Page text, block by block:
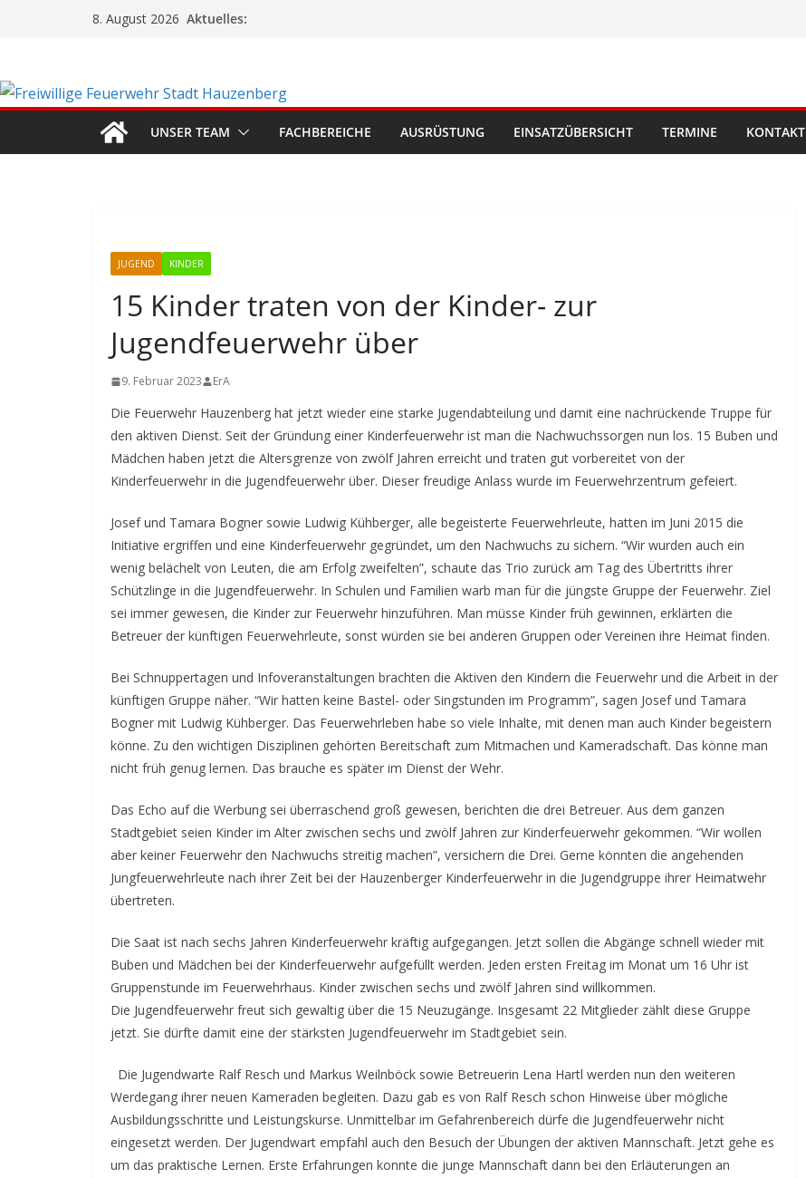
8. August 2026 Aktuelles:
UNSER TEAM FACHBEREICHE AUSRÜSTUNG EINSATZÜBERSICHT TERMINE KONTAKT
JUGEND KINDER
15 Kinder traten von der Kinder- zur
Jugendfeuerwehr über
9. Februar 2023 ErA
Die Feuerwehr Hauzenberg hat jetzt wieder eine starke Jugendabteilung und damit eine nachrückende Truppe für
den aktiven Dienst. Seit der Gründung einer Kinderfeuerwehr ist man die Nachwuchssorgen nun los. 15 Buben und
Mädchen haben jetzt die Altersgrenze von zwölf Jahren erreicht und traten gut vorbereitet von der
Kinderfeuerwehr in die Jugendfeuerwehr über. Dieser freudige Anlass wurde im Feuerwehrzentrum gefeiert.
Josef und Tamara Bogner sowie Ludwig Kühberger, alle begeisterte Feuerwehrleute, hatten im Juni 2015 die
Initiative ergriffen und eine Kinderfeuerwehr gegründet, um den Nachwuchs zu sichern. “Wir wurden auch ein
wenig belächelt von Leuten, die am Erfolg zweifelten”, schaute das Trio zurück am Tag des Übertritts ihrer
Schützlinge in die Jugendfeuerwehr. In Schulen und Familien warb man für die jüngste Gruppe der Feuerwehr. Ziel
sei immer gewesen, die Kinder zur Feuerwehr hinzuführen. Man müsse Kinder früh gewinnen, erklärten die
Betreuer der künftigen Feuerwehrleute, sonst würden sie bei anderen Gruppen oder Vereinen ihre Heimat finden.
Bei Schnuppertagen und Infoveranstaltungen brachten die Aktiven den Kindern die Feuerwehr und die Arbeit in der
künftigen Gruppe näher. “Wir hatten keine Bastel- oder Singstunden im Programm”, sagen Josef und Tamara
Bogner mit Ludwig Kühberger. Das Feuerwehrleben habe so viele Inhalte, mit denen man auch Kinder begeistern
könne. Zu den wichtigen Disziplinen gehörten Bereitschaft zum Mitmachen und Kameradschaft. Das könne man
nicht früh genug lernen. Das brauche es später im Dienst der Wehr.
Das Echo auf die Werbung sei überraschend groß gewesen, berichten die drei Betreuer. Aus dem ganzen
Stadtgebiet seien Kinder im Alter zwischen sechs und zwölf Jahren zur Kinderfeuerwehr gekommen. “Wir wollen
aber keiner Feuerwehr den Nachwuchs streitig machen”, versichern die Drei. Gerne könnten die angehenden
Jungfeuerwehrleute nach ihrer Zeit bei der Hauzenberger Kinderfeuerwehr in die Jugendgruppe ihrer Heimatwehr
übertreten.
Die Saat ist nach sechs Jahren Kinderfeuerwehr kräftig aufgegangen. Jetzt sollen die Abgänge schnell wieder mit
Buben und Mädchen bei der Kinderfeuerwehr aufgefüllt werden. Jeden ersten Freitag im Monat um 16 Uhr ist
Gruppenstunde im Feuerwehrhaus. Kinder zwischen sechs und zwölf Jahren sind willkommen.
Die Jugendfeuerwehr freut sich gewaltig über die 15 Neuzugänge. Insgesamt 22 Mitglieder zählt diese Gruppe
jetzt. Sie dürfte damit eine der stärksten Jugendfeuerwehr im Stadtgebiet sein.
Die Jugendwarte Ralf Resch und Markus Weilnböck sowie Betreuerin Lena Hartl werden nun den weiteren
Werdegang ihrer neuen Kameraden begleiten. Dazu gab es von Ralf Resch schon Hinweise über mögliche
Ausbildungsschritte und Leistungskurse. Unmittelbar im Gefahrenbereich dürfe die Jugendfeuerwehr nicht
eingesetzt werden. Der Jugendwart empfahl auch den Besuch der Übungen der aktiven Mannschaft. Jetzt gehe es
um das praktische Lernen. Erste Erfahrungen konnte die junge Mannschaft dann bei den Erläuterungen an